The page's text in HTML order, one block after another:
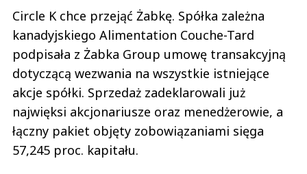
Circle K chce przejąć Żabkę. Spółka zależna
kanadyjskiego Alimentation Couche-Tard
podpisała z Żabka Group umowę transakcyjną
dotyczącą wezwania na wszystkie istniejące
akcje spółki. Sprzedaż zadeklarowali już
najwięksi akcjonariusze oraz menedżerowie, a
łączny pakiet objęty zobowiązaniami sięga
57,245 proc. kapitału.